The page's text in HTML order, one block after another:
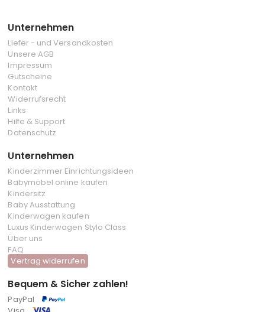
Unternehmen
Liefer - und Versandkosten
Unsere AGB
Impressum
Gutscheine
Kontakt
Widerrufsrecht
Links
Hilfe & Support
Datenschutz
Unternehmen
Kinderzimmer Einrichtungsideen
Babymöbel online kaufen
Kindersitz
Baby Ausstattung
Kinderwagen kaufen
Luxus Kinderwagen Stylo Class
Über uns
FAQ
Vertrag widerrufen
Bequem & Sicher zahlen!
PayPal